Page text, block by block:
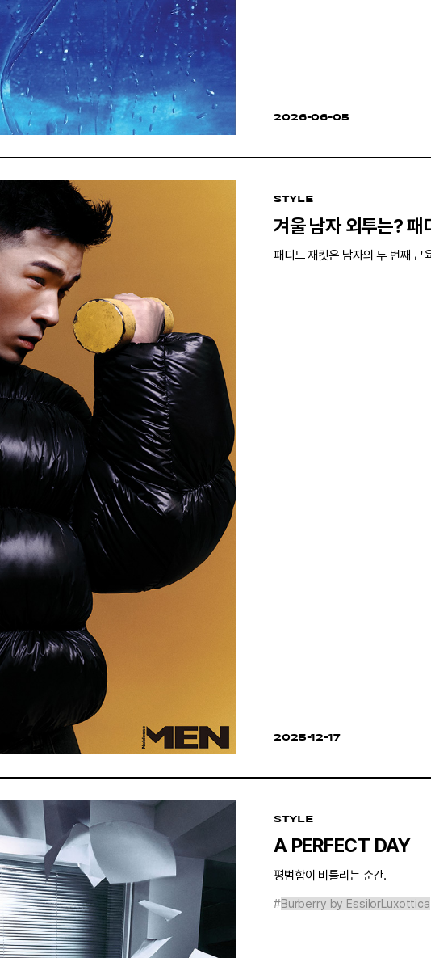
2026-06-05
STYLE
겨울 남자 외투는? 패
패디드 재킷은 남자의 두 번째 근
2025-12-17
STYLE
A PERFECT DAY
평범함이 비틀리는 순간.
#Burberry by EssilorLuxottica